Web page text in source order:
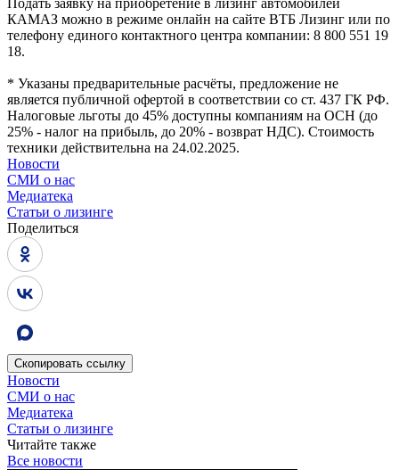
Подать заявку на приобретение в лизинг автомобилей
КАМАЗ можно в режиме онлайн на сайте ВТБ Лизинг или по
телефону единого контактного центра компании: 8 800 551 19
18.
* Указаны предварительные расчёты, предложение не
является публичной офертой в соответствии со ст. 437 ГК РФ.
Налоговые льготы до 45% доступны компаниям на ОСН (до
25% - налог на прибыль, до 20% - возврат НДС). Стоимость
техники действительна на 24.02.2025.
Новости
СМИ о нас
Медиатека
Статьи о лизинге
Поделиться
Скопировать ссылку
Новости
СМИ о нас
Медиатека
Статьи о лизинге
Читайте также
Все новости